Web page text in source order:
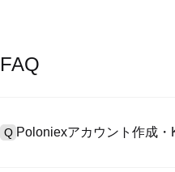
FAQ
Q Poloniexアカウント作成・